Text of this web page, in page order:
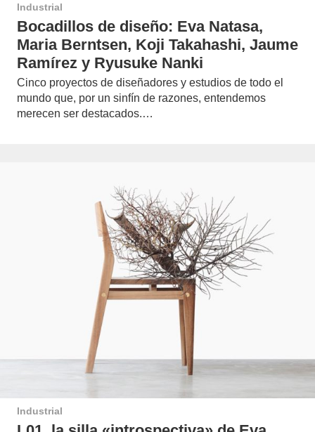
Industrial
Bocadillos de diseño: Eva Natasa,
Maria Berntsen, Koji Takahashi, Jaume
Ramírez y Ryusuke Nanki
Cinco proyectos de diseñadores y estudios de todo el
mundo que, por un sinfín de razones, entendemos
merecen ser destacados.…
Industrial